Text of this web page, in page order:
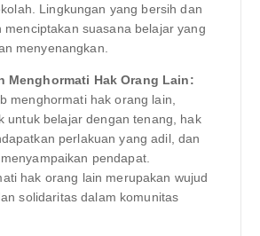
Lingkungan yang bersih dan
menciptakan suasana belajar yang
menyenangkan.
Menghormati Hak Orang Lain:
menghormati hak orang lain,
untuk belajar dengan tenang, hak
perlakuan yang adil, dan
pendapat.
hak orang lain merupakan wujud
solidaritas dalam komunitas